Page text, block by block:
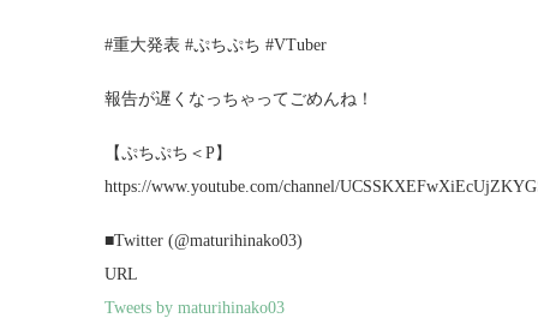
#重大発表 #ぷちぷち #VTuber
報告が遅くなっちゃってごめんね！
【ぷちぷち＜P】
https://www.youtube.com/channel/
■Twitter (@maturihinako03)
URL
Tweets by maturihinako03